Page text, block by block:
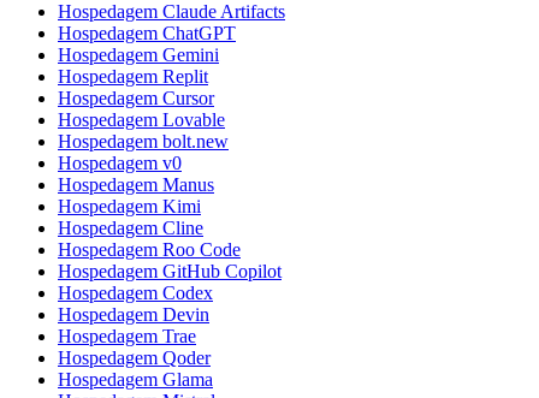
Hospedagem Claude Artifacts
Hospedagem ChatGPT
Hospedagem Gemini
Hospedagem Replit
Hospedagem Cursor
Hospedagem Lovable
Hospedagem bolt.new
Hospedagem v0
Hospedagem Manus
Hospedagem Kimi
Hospedagem Cline
Hospedagem Roo Code
Hospedagem GitHub Copilot
Hospedagem Codex
Hospedagem Devin
Hospedagem Trae
Hospedagem Qoder
Hospedagem Glama